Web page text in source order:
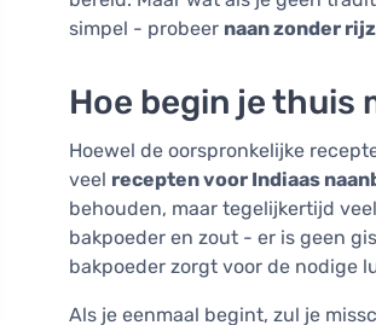
simpel - probeer naan zonder
Hoe begin je thuis
Hoewel de oorspronkelijke
veel recepten voor Indiaas
behouden, maar tegelijkertijd
bakpoeder en zout - er is geen
bakpoeder zorgt voor de nodige
Als je eenmaal begint, zul je